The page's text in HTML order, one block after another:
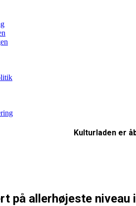
Kulturladen er
på allerhøjeste niveau